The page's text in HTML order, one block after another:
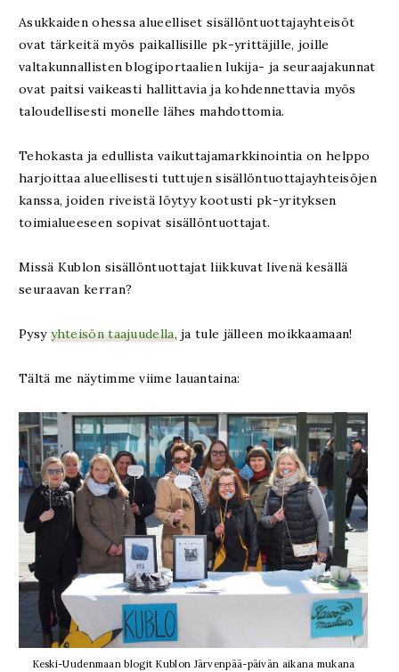
Asukkaiden ohessa alueelliset sisällöntuottajayhteisöt
ovat tärkeitä myös paikallisille pk-yrittäjille, joille
valtakunnallisten blogiportaalien lukija- ja seuraajakunnat
ovat paitsi vaikeasti hallittavia ja kohdennettavia myös
taloudellisesti monelle lähes mahdottomia.
Tehokasta ja edullista vaikuttajamarkkinointia on helppo
harjoittaa alueellisesti tuttujen sisällöntuottajayhteisöjen
kanssa, joiden riveistä löytyy kootusti pk-yrityksen
toimialueeseen sopivat sisällöntuottajat.
Missä Kublon sisällöntuottajat liikkuvat livenä kesällä
seuraavan kerran?
Pysy yhteisön taajuudella, ja tule jälleen moikkaamaan!
Tältä me näytimme viime lauantaina:
Keski-Uudenmaan blogit Kublon Järvenpää-päivän aikana mukana